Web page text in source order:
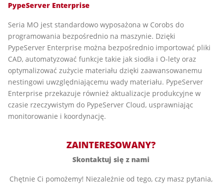
PypeServer Enterprise
Seria MO jest standardowo wyposażona w Corobs do
programowania bezpośrednio na maszynie. Dzięki
PypeServer Enterprise można bezpośrednio importować pliki
CAD, automatyzować funkcje takie jak siodła i O-lety oraz
optymalizować zużycie materiału dzięki zaawansowanemu
nestingowi uwzględniającemu wady materiału. PypeServer
Enterprise przekazuje również aktualizacje produkcyjne w
czasie rzeczywistym do PypeServer Cloud, usprawniając
monitorowanie i koordynację.
ZAINTERESOWANY?
Skontaktuj się z nami
Chętnie Ci pomożemy! Niezależnie od tego, czy masz pytania,